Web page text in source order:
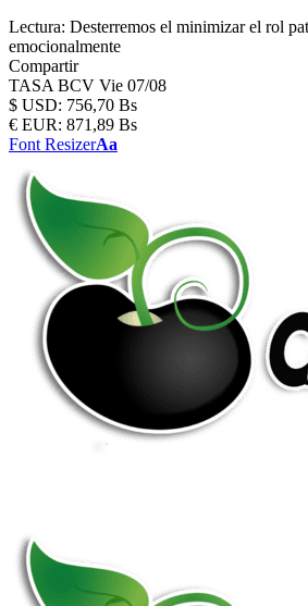
Lectura: Desterremos el minimizar el rol
emocionalmente
Compartir
TASA BCV Vie 07/08
$ USD: 756,70 Bs
€ EUR: 871,89 Bs
Font ResizerAa